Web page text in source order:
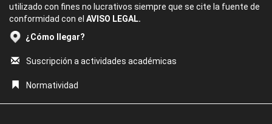
utilizado con fines no lucrativos siempre que se cite la fuente de
conformidad con el AVISO LEGAL.
¿Cómo llegar?
Suscripción a actividades académicas
Normatividad